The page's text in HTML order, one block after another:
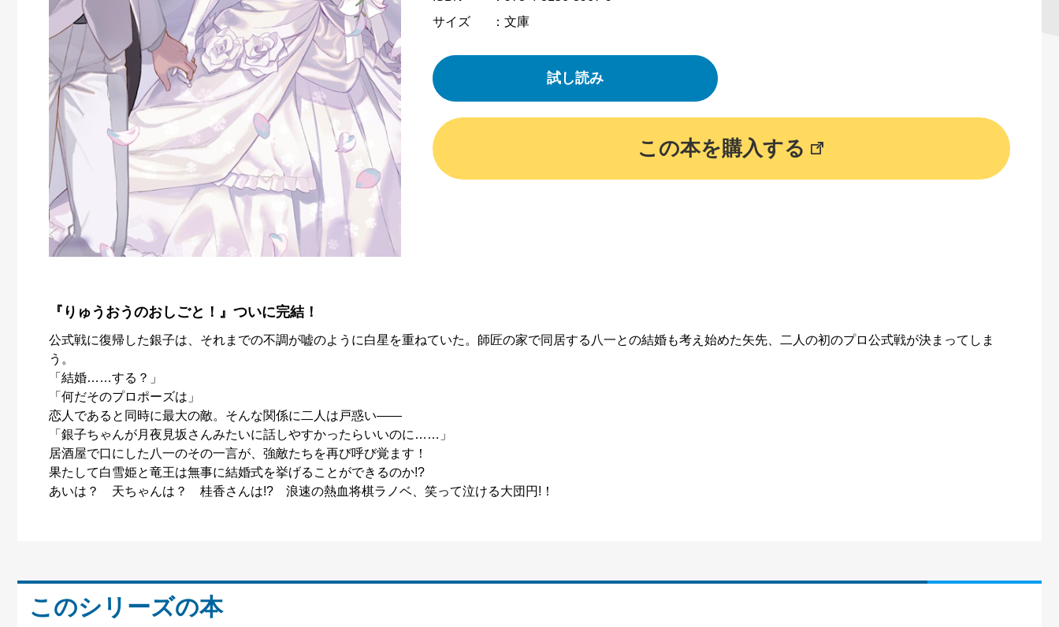
サイズ
：文庫
試し読み
この本を購入する
『りゅうおうのおしごと！』ついに完結！
公式戦に復帰した銀子は、それまでの不調が嘘のように白星を重ねていた。師匠の家で同居する八一との結婚も考え始めた矢先、二人の初のプロ公式戦が決まってしま
う。
「結婚……する？」
「何だそのプロポーズは」
恋人であると同時に最大の敵。そんな関係に二人は戸惑い――
「銀子ちゃんが月夜見坂さんみたいに話しやすかったらいいのに……」
居酒屋で口にした八一のその一言が、強敵たちを再び呼び覚ます！
果たして白雪姫と竜王は無事に結婚式を挙げることができるのか!?
あいは？ 天ちゃんは？ 桂香さんは!? 浪速の熱血将棋ラノベ、笑って泣ける大団円!！
このシリーズの本